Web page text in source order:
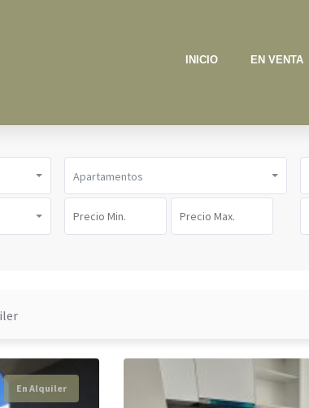
INICIO EN VENTA
Apartamentos
En Alquiler
En Alquiler
En Alquiler